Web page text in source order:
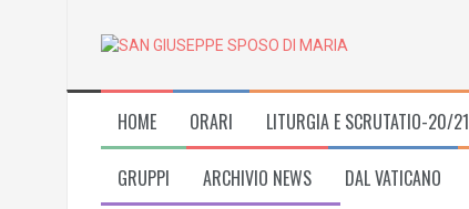
HOME ORARI LITURGIA E SCRUTATIO-20/21
GRUPPI ARCHIVIO NEWS DAL VATICANO